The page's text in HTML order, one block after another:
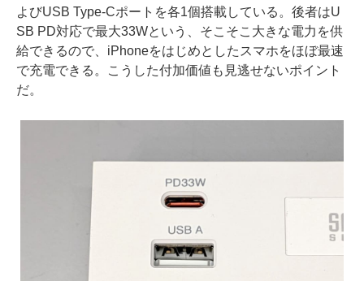
よびUSB Type-Cポートを各1個搭載している。後者はU
SB PD対応で最大33Wという、そこそこ大きな電力を供
給できるので、iPhoneをはじめとしたスマホをほぼ最速
で充電できる。こうした付加価値も見逃せないポイント
だ。